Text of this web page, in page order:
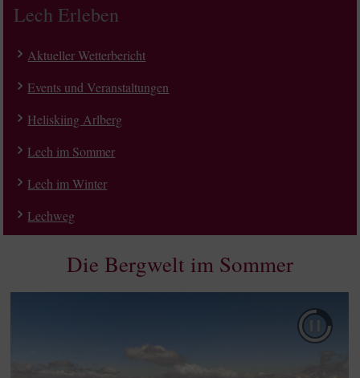
Lech Erleben
Aktueller Wetterbericht
Events und Veranstaltungen
Heliskiing Arlberg
Lech im Sommer
Lech im Winter
Lechweg
Die Bergwelt im Sommer